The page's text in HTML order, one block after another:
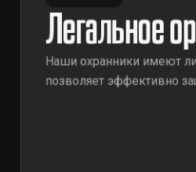
Легальное
Наши охранники имеют
позволяет эффективно